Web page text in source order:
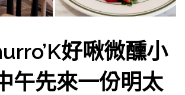
好啾微醺小
午先來一份明太